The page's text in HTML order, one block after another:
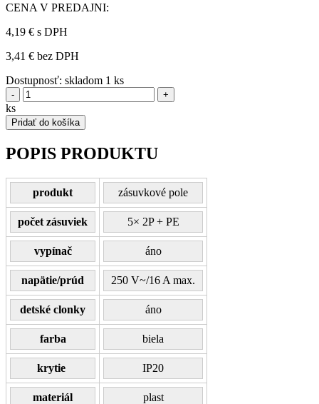
CENA V PREDAJNI:
4,19 € s DPH
3,41 € bez DPH
Dostupnosť: skladom 1 ks
- +
ks
Pridať do košíka
POPIS PRODUKTU
produkt zásuvkové pole
počet zásuviek 5× 2P + PE
vypínač áno
napätie/prúd 250 V~/16 A max.
detské clonky áno
farba biela
krytie IP20
materiál plast